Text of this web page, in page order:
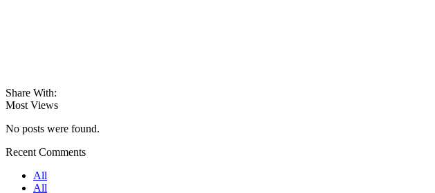
Share With:
Most Views
No posts were found.
Recent Comments
All
All